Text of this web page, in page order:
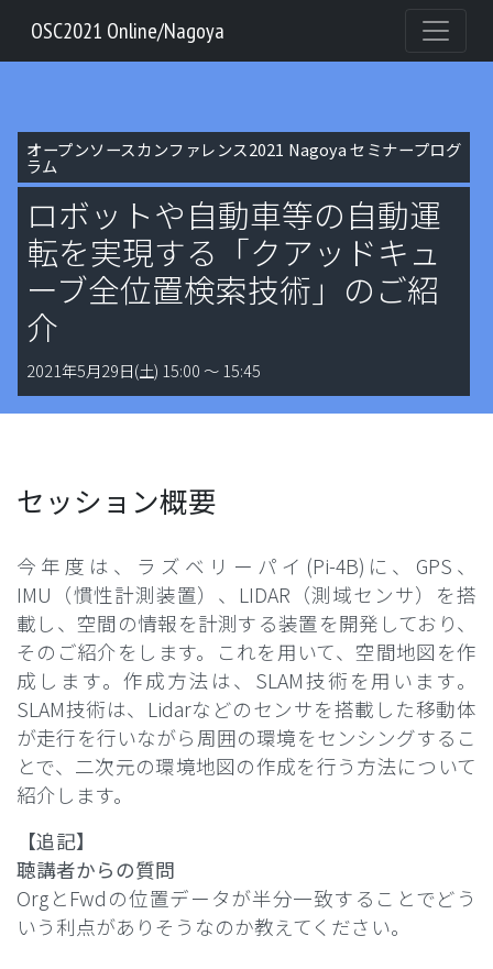
OSC2021 Online/Nagoya
オープンソースカンファレンス2021 Nagoya セミナープログ
ラム
ロボットや自動車等の自動運
転を実現する「クアッドキュ
ーブ全位置検索技術」のご紹
介
2021年5月29日(土) 15:00 〜 15:45
セッション概要
今年度は、ラズベリーパイ(Pi-4B)に、GPS、
IMU（慣性計測装置）、LIDAR（測域センサ）を搭
載し、空間の情報を計測する装置を開発しており、
そのご紹介をします。これを用いて、空間地図を作
成します。作成方法は、SLAM技術を用います。
SLAM技術は、Lidarなどのセンサを搭載した移動体
が走行を行いながら周囲の環境をセンシングするこ
とで、二次元の環境地図の作成を行う方法について
紹介します。
【追記】
聴講者からの質問
OrgとFwdの位置データが半分一致することでどう
いう利点がありそうなのか教えてください。